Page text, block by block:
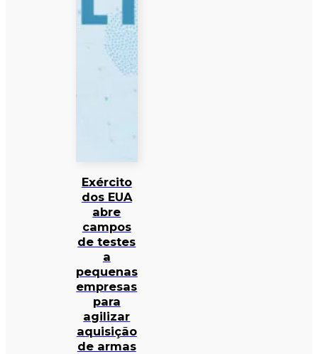
Exército
dos EUA
abre
campos
de testes
a
pequenas
empresas
para
agilizar
aquisição
de armas